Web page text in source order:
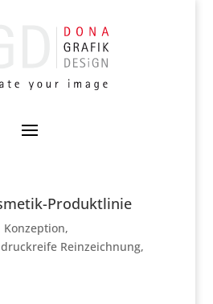
Produktlinie
Konzeption,
Reinzeichnung,